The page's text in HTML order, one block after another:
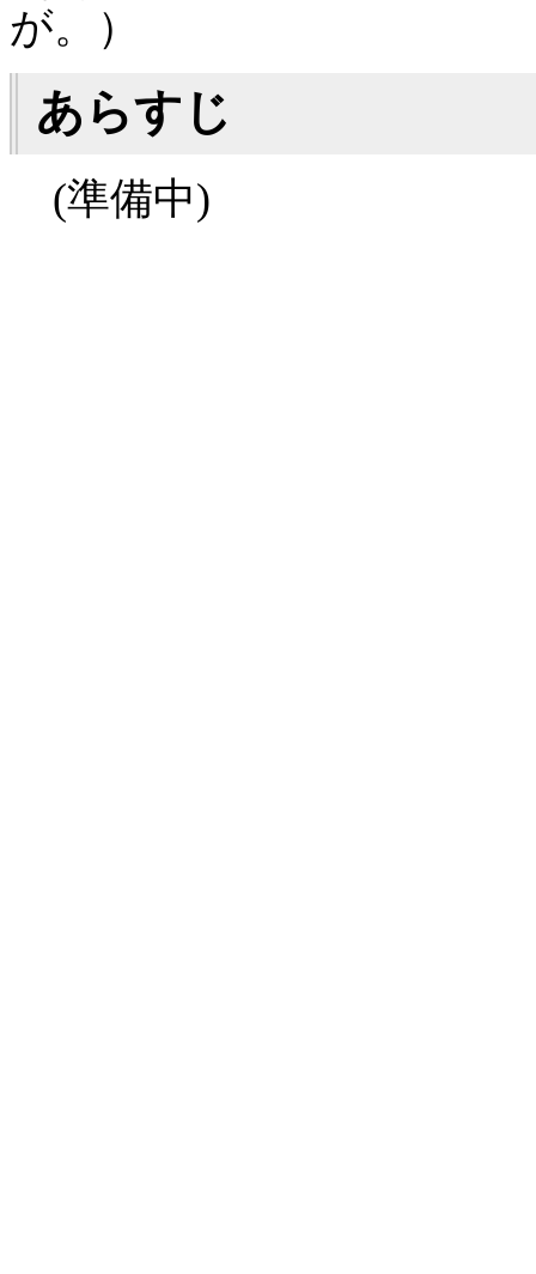
が。）
あらすじ
(準備中)